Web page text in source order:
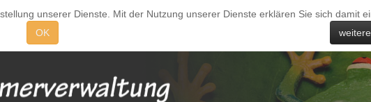
unserer Dienste. Mit der Nutzung unserer Dienste erklären Sie sich damit
OK